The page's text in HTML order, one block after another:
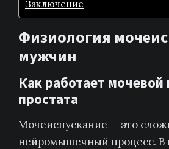
Заключение
Физиология
мужчин
Как работает мочевой
простата
Мочеиспускание — это
нейромышечный процесс. В